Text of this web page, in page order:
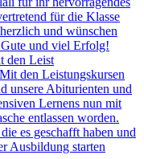
den Leist